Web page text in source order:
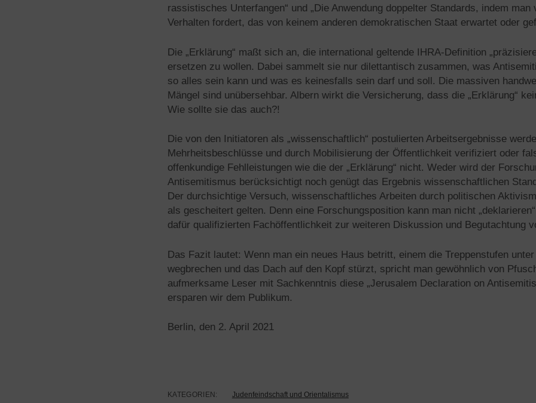
rassistisches Unterfangen“ und „Die Anwendung doppelter Standards, indem man
Verhalten fordert, das von keinem anderen demokratischen Staat erwartet oder
Die „Erklärung“ maßt sich an, die international geltende IHRA-Definition
ersetzen zu wollen. Dabei sammelt sie nur dilettantisch zusammen, was
so alles sein kann und was es keinesfalls sein darf und soll. Die massiven
Mängel sind unübersehbar. Albern wirkt die Versicherung, dass die „Erklärung“
Wie sollte sie das auch?!
Die von den Initiatoren als „wissenschaftlich“ postulierten Arbeitsergebnisse
Mehrheitsbeschlüsse und durch Mobilisierung der Öffentlichkeit verifiziert oder
offenkundige Fehlleistungen wie die der „Erklärung“ nicht. Weder wird der
Antisemitismus berücksichtigt noch genügt das Ergebnis wissenschaftlichen
Der durchsichtige Versuch, wissenschaftliches Arbeiten durch politischen
als gescheitert gelten. Denn eine Forschungsposition kann man nicht
dafür qualifizierten Fachöffentlichkeit zur weiteren Diskussion und Begutachtung
Das Fazit lautet: Wenn man ein neues Haus betritt, einem die Treppenstufen
wegbrechen und das Dach auf den Kopf stürzt, spricht man gewöhnlich von
aufmerksame Leser mit Sachkenntnis diese „Jerusalem Declaration on
ersparen wir dem Publikum.
Berlin, den 2. April 2021
KATEGORIEN: Judenfeindschaft und Orientalismus